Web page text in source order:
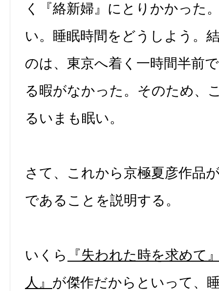
く『絡新婦』にとりかかった
い。睡眠時間をどうしよう。
のは、東京へ着く一時間半前
る暇がなかった。そのため、
るいまも眠い。
さて、これから京極夏彦作品
であることを説明する。
いくら
『失われた時を求めて
人』 が傑作だからといって、